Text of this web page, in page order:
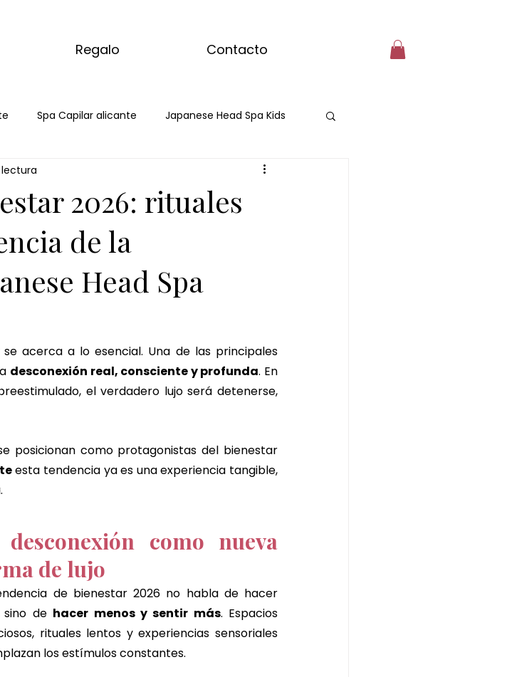
Regalo Contacto
Spa Capilar alicante Japanese Head Spa Kids
Capilar Alicante
ritual masaje relajante de matcha
tratamiento corporal matcha masaje con matcha
ritual masaje de chocolate
Alicante alicante
2026: rituales
de la
Head Spa
acerca a lo esencial. Una de las principales
desconexión real, consciente y profunda. En
el verdadero lujo será detenerse,
posicionan como protagonistas del bienestar
esta tendencia ya es una experiencia tangible,
como nueva
de lujo
de bienestar 2026 no habla de hacer
sino de hacer menos y sentir más. Espacios
rituales lentos y experiencias sensoriales
los estímulos constantes.